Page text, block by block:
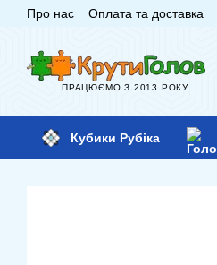
Перейти до основного контенту
Про нас Оплата та доставка
ПРАЦЮЄМО З 2013 РОКУ
Кубики Рубіка